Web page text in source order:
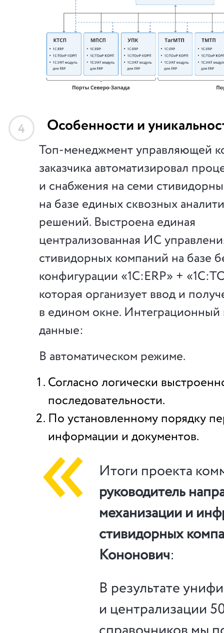
4 Особенности и
Топ-менеджмент управляющей
заказчика автоматизировал
и снабжения на семи
на базе единых сквозных
решений. Выстроена единая
централизованная ИС
стивидорных компаний на базе
конфигурации «1С:ERP» +
которая организует ввод и
в едином окне. Интеграционный
данные:
В автоматическом режиме.
Согласно логически
последовательности.
По установленному порядку
информации и документов.
Итоги проекта
руководитель
механизации и
стивидорных
Кононович:
В результате
и централизации